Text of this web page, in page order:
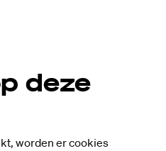
deze
worden er cookies